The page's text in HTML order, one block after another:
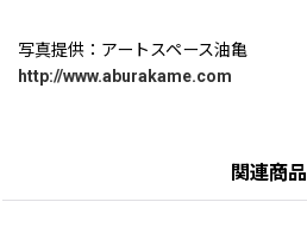
写真提供：アートスペース油亀
http://www.aburakame.com
関連商品